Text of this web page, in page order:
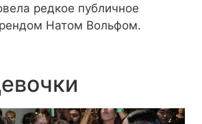
редкое публичное
Натом Вольфом.